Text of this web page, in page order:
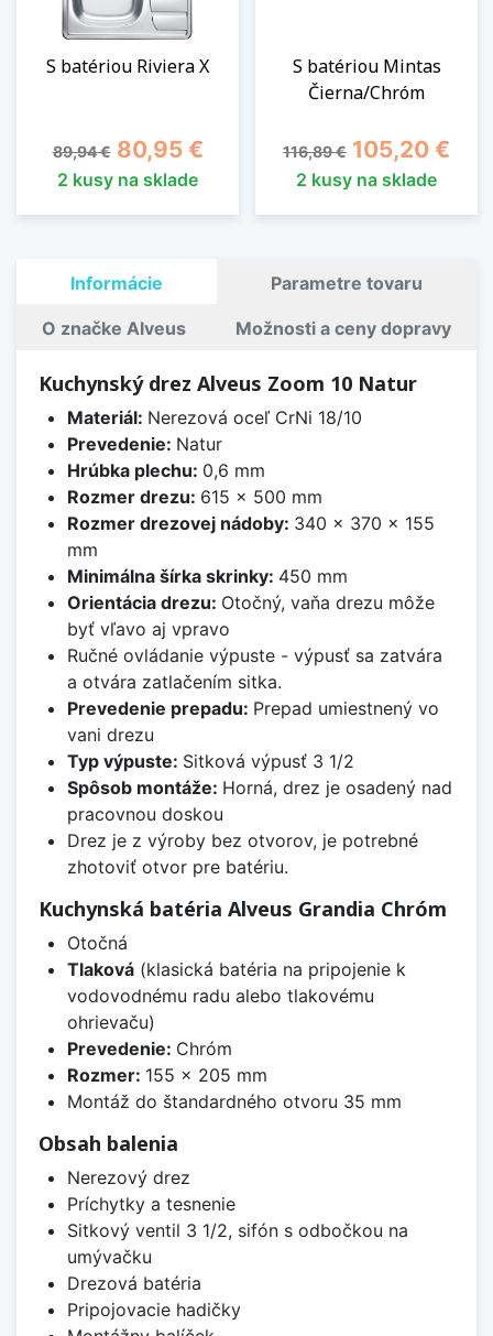
S batériou Riviera X
Základná cena
89,94 € Cena
80,95 €
2 kusy na sklade
S batériou Mintas
Čierna/Chróm
Základná cena
116,89 € Cena
105,20 €
2 kusy na sklade
Informácie Parametre tovaru
O značke Alveus Možnosti a ceny dopravy
Kuchynský drez Alveus Zoom 10 Natur
Materiál: Nerezová oceľ CrNi 18/10
Prevedenie: Natur
Hrúbka plechu: 0,6 mm
Rozmer drezu: 615 x 500 mm
Rozmer drezovej nádoby: 340 x 370 x 155
mm
Minimálna šírka skrinky: 450 mm
Orientácia drezu: Otočný, vaňa drezu môže
byť vľavo aj vpravo
Ručné ovládanie výpuste - výpusť sa zatvára
a otvára zatlačením sitka.
Prevedenie prepadu: Prepad umiestnený vo
vani drezu
Typ výpuste: Sitková výpusť 3 1/2
Spôsob montáže: Horná, drez je osadený nad
pracovnou doskou
Drez je z výroby bez otvorov, je potrebné
zhotoviť otvor pre batériu.
Kuchynská batéria Alveus Grandia Chróm
Otočná
Tlaková(klasická batéria na pripojenie k
vodovodnému radu alebo tlakovému
ohrievaču)
Prevedenie: Chróm
Rozmer: 155 x 205 mm
Montáž do štandardného otvoru 35 mm
Obsah balenia
Nerezový drez
Príchytky a tesnenie
Sitkový ventil 3 1/2, sifón s odbočkou na
umývačku
Drezová batéria
Pripojovacie hadičky